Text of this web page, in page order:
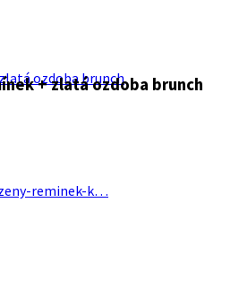
+ zlatá ozdoba brunch
reminek-k…